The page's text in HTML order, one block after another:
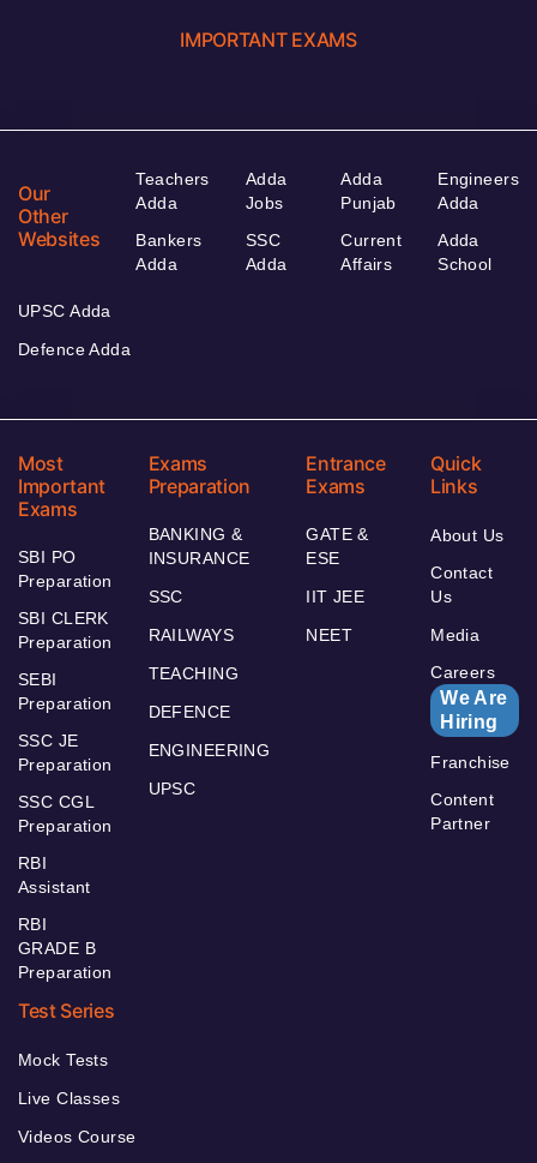
IMPORTANT EXAMS
Our
Other
Websites
Teachers
Adda
Bankers
Adda
Adda
Jobs
SSC
Adda
Adda
Punjab
Current
Affairs
Engineers
Adda
Adda
School
UPSC Adda
Defence Adda
Most
Important
Exams
SBI PO
Preparation
SBI CLERK
Preparation
SEBI
Preparation
SSC JE
Preparation
SSC CGL
Preparation
RBI
Assistant
RBI
GRADE B
Preparation
Exams
Preparation
BANKING &
INSURANCE
SSC
RAILWAYS
TEACHING
DEFENCE
ENGINEERING
UPSC
Entrance
Exams
GATE &
ESE
IIT JEE
NEET
Quick
Links
About Us
Contact
Us
Media
Careers
We Are
Hiring
Franchise
Content
Partner
Test Series
Mock Tests
Live Classes
Videos Course